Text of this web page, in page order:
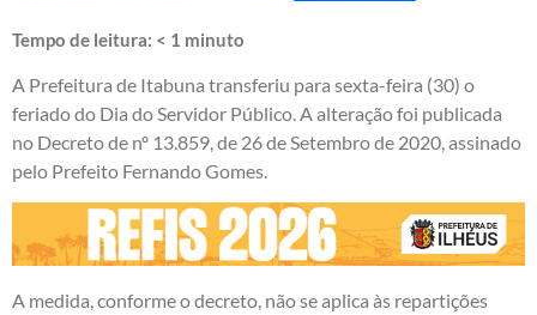
Tempo de leitura: < 1 minuto
A Prefeitura de Itabuna transferiu para sexta-feira (30) o
feriado do Dia do Servidor Público. A alteração foi publicada
no Decreto de nº 13.859, de 26 de Setembro de 2020, assinado
pelo Prefeito Fernando Gomes.
A medida, conforme o decreto, não se aplica às repartições